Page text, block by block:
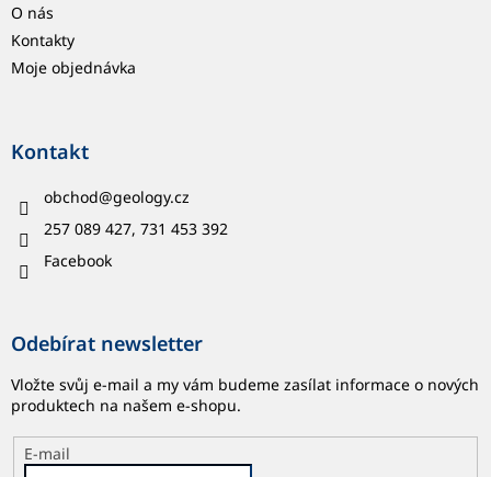
O nás
Kontakty
Moje objednávka
Kontakt
obchod@geology.cz
257 089 427, 731 453 392
Facebook
Odebírat newsletter
Vložte svůj e-mail a my vám budeme zasílat informace o nových
produktech na našem e-shopu.
E-mail